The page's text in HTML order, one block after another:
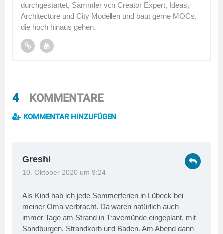
durchgestartet, Sammler von Creator Expert, Ideas,
Architecture und City Modellen und baut gerne MOCs,
die hoch hinaus gehen.
4 KOMMENTARE
KOMMENTAR HINZUFÜGEN
Greshi
10. Oktober 2020 um 9:24
Als Kind hab ich jede Sommerferien in Lübeck bei
meiner Oma verbracht. Da waren natürlich auch
immer Tage am Strand in Travemünde eingeplant, mit
Sandburgen, Strandkorb und Baden. Am Abend dann